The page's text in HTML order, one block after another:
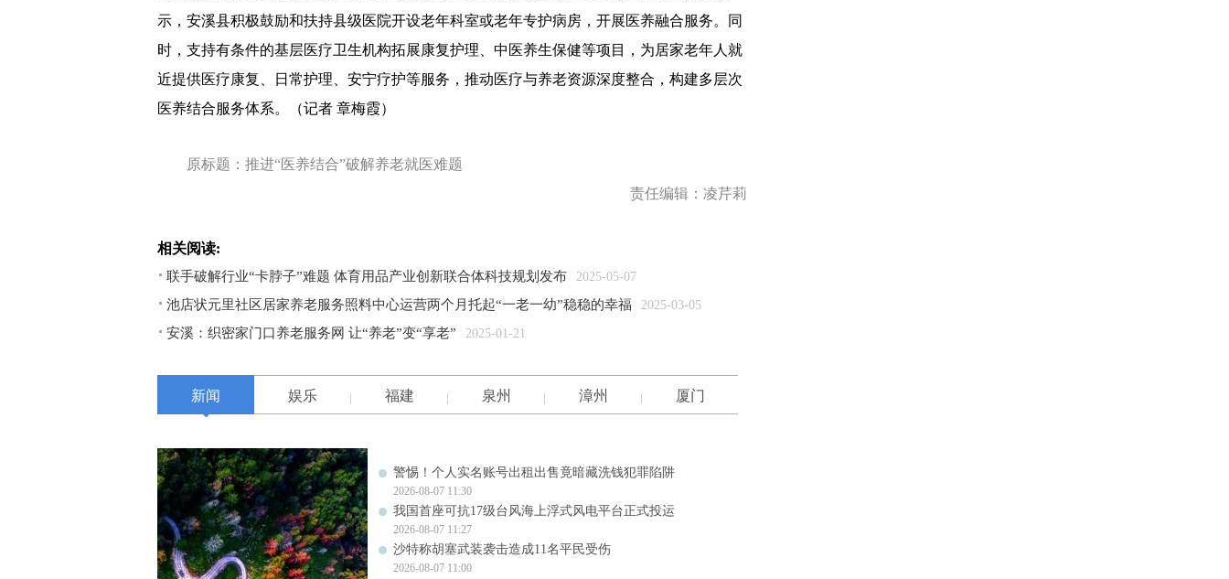
示，安溪县积极鼓励和扶持县级医院开设老年科室或老年专护病房，开展医养融合服务。同
时，支持有条件的基层医疗卫生机构拓展康复护理、中医养生保健等项目，为居家老年人就
近提供医疗康复、日常护理、安宁疗护等服务，推动医疗与养老资源深度整合，构建多层次
医养结合服务体系。（记者 章梅霞）
原标题：推进“医养结合”破解养老就医难题
责任编辑：凌芹莉
相关阅读:
联手破解行业“卡脖子”难题 体育用品产业创新联合体科技规划发布 2025-05-07
池店状元里社区居家养老服务照料中心运营两个月托起“一老一幼”稳稳的幸福 2025-03-05
安溪：织密家门口养老服务网 让“养老”变“享老” 2025-01-21
新闻 娱乐 福建 泉州 漳州 厦门
警惕！个人实名账号出租出售竟暗藏洗钱犯罪陷阱
2026-08-07 11:30
我国首座可抗17级台风海上浮式风电平台正式投运
2026-08-07 11:27
沙特称胡塞武装袭击造成11名平民受伤
2026-08-07 11:00